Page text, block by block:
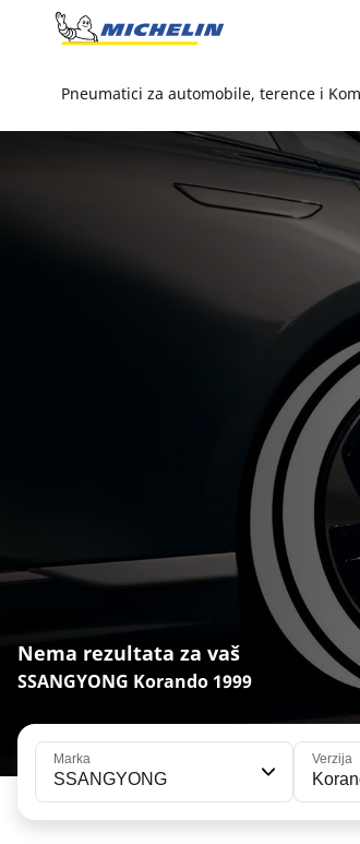
Go to page content
Pneumatici za automobile, terence i
Nema rezultata za vaš
SSANGYONG Korando 1999
Marka
SSANGYONG
Verzija